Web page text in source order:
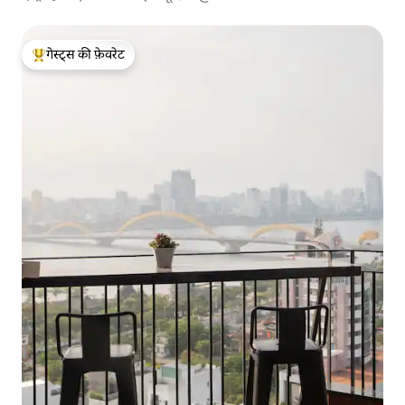
गेस्ट्स का टॉप फ़ेवरेट
गेस्ट्स की फ़ेवरेट